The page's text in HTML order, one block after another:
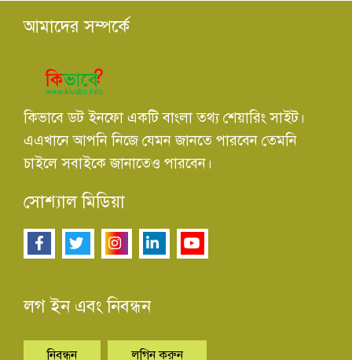
আমাদের সম্পর্কে
কিভাবে ডট ইনফো একটি বাংলা তথ্য শেয়ারিং সাইট।
এএখানে আপনি নিজে যেমন জানতে পারবেন তেমনি
চাইলে সবাইকে জানাতেও পারবেন।
সোশ্যাল মিডিয়া
লগ ইন এবং নিবন্ধন
নিবন্ধন লগিন করুন